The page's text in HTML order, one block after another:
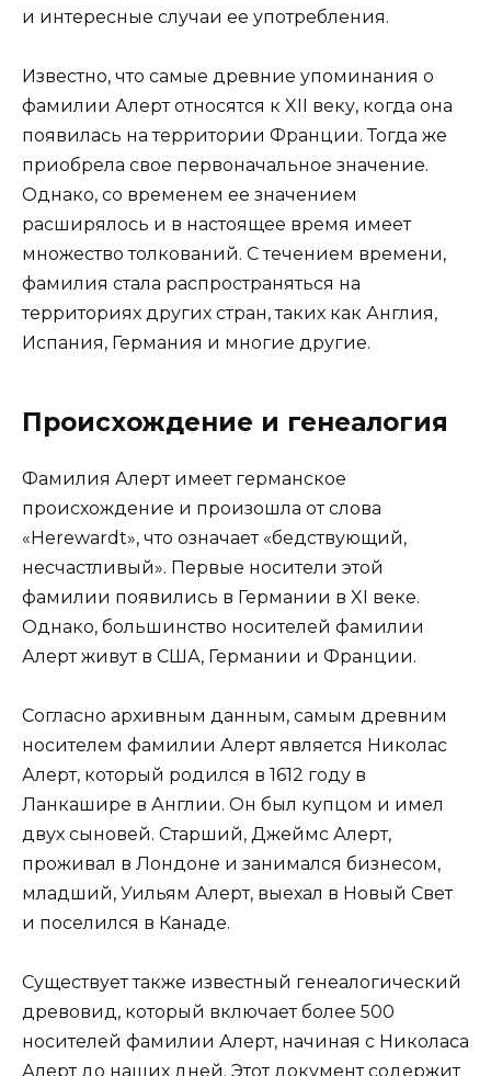
и интересные случаи ее употребления.
Известно, что самые древние упоминания о
фамилии Алерт относятся к XII веку, когда она
появилась на территории Франции. Тогда же
приобрела свое первоначальное значение.
Однако, со временем ее значением
расширялось и в настоящее время имеет
множество толкований. С течением времени,
фамилия стала распространяться на
территориях других стран, таких как Англия,
Испания, Германия и многие другие.
Происхождение и генеалогия
Фамилия Алерт имеет германское
происхождение и произошла от слова
«Herewardt», что означает «бедствующий,
несчастливый». Первые носители этой
фамилии появились в Германии в XI веке.
Однако, большинство носителей фамилии
Алерт живут в США, Германии и Франции.
Согласно архивным данным, самым древним
носителем фамилии Алерт является Николас
Алерт, который родился в 1612 году в
Ланкашире в Англии. Он был купцом и имел
двух сыновей. Старший, Джеймс Алерт,
проживал в Лондоне и занимался бизнесом,
младший, Уильям Алерт, выехал в Новый Свет
и поселился в Канаде.
Существует также известный генеалогический
древовид, который включает более 500
носителей фамилии Алерт, начиная с Николаса
Алерт до наших дней. Этот документ содержит